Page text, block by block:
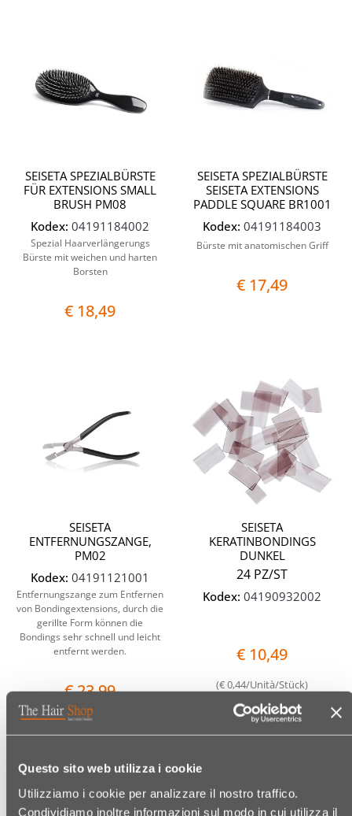
Questo sito web utilizza i cookie
Utilizziamo i cookie per analizzare il nostro traffico.
Condividiamo inoltre informazioni sul modo in cui utilizza il
SEISETA SPEZIALBÜRSTE
FÜR EXTENSIONS SMALL
BRUSH PM08
Kodex: 04191184002
Spezial Haarverlängerungs
Bürste mit weichen und harten
Borsten
€ 18,49
SEISETA SPEZIALBÜRSTE
SEISETA EXTENSIONS
PADDLE SQUARE BR1001
Kodex: 04191184003
Bürste mit anatomischen Griff
€ 17,49
SEISETA
ENTFERNUNGSZANGE,
PM02
Kodex: 04191121001
Entfernungszange zum Entfernen
von Bondingextensions, durch die
gerillte Form können die
Bondings sehr schnell und leicht
entfernt werden.
€ 23,99
SEISETA
KERATINBONDINGS
DUNKEL
24 PZ/ST
Kodex: 04190932002
€ 10,49
(€ 0,44/Unità/Stück)
Quantità